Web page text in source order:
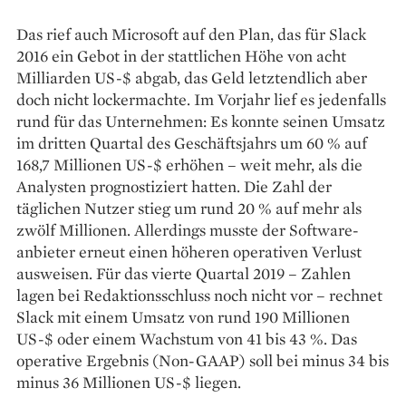
Das rief auch Microsoft auf den Plan, das für Slack
2016 ein Gebot in der stattlichen Höhe von acht
Milliarden US-$ abgab, das Geld letztendlich aber
doch nicht lockermachte. Im Vorjahr lief es jedenfalls
rund für das Unternehmen: Es konnte seinen Umsatz
im ­dritten Quartal des Geschäftsjahrs um 60 % auf
168,7 Millionen US-$ er­höhen – weit mehr, als die
Analysten prognostiziert hatten. Die Zahl der
täglichen ­Nutzer stieg um rund 20 % auf mehr als
zwölf Millionen. Allerdings musste der Software­
anbieter erneut einen höheren operativen Verlust
ausweisen. Für das vierte Quartal 2019 – Zahlen
lagen bei ­Redaktionsschluss noch nicht vor – rechnet
Slack mit einem Umsatz von rund 190 Millionen
US-$ oder ­einem Wachstum von 41 bis 43 %. Das
operative Ergebnis (Non-GAAP) soll bei minus 34 bis
minus 36 Millionen US-$ liegen.